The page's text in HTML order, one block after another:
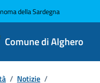
della Sardegna
Comune di Alghero
/ Notizie /